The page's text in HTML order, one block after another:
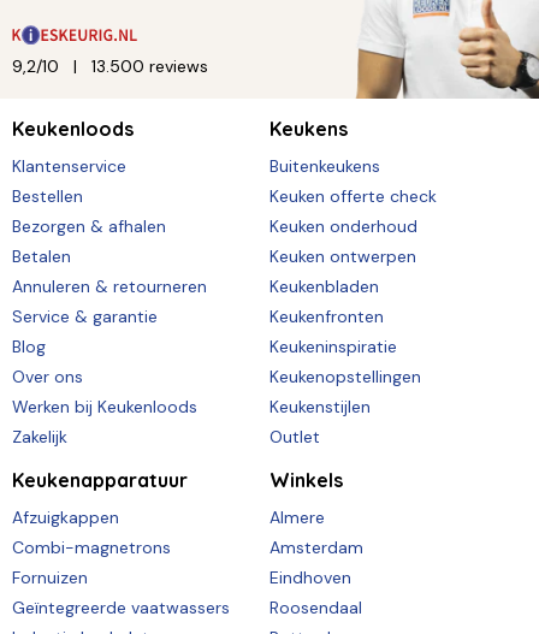
9,2/10 13.500 reviews
Keukenloods
Klantenservice
Bestellen
Bezorgen & afhalen
Betalen
Annuleren & retourneren
Service & garantie
Blog
Over ons
Werken bij Keukenloods
Zakelijk
Keukens
Buitenkeukens
Keuken offerte check
Keuken onderhoud
Keuken ontwerpen
Keukenbladen
Keukenfronten
Keukeninspiratie
Keukenopstellingen
Keukenstijlen
Outlet
Keukenapparatuur
Afzuigkappen
Combi-magnetrons
Fornuizen
Geïntegreerde vaatwassers
Winkels
Almere
Amsterdam
Eindhoven
Roosendaal